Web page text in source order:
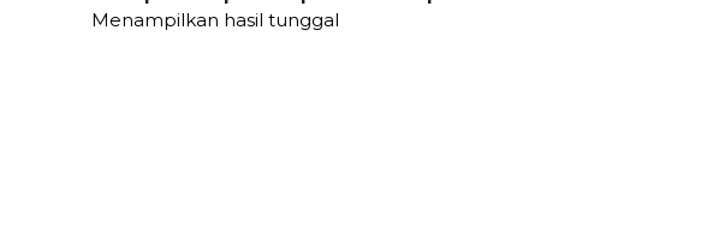
Menampilkan hasil tunggal